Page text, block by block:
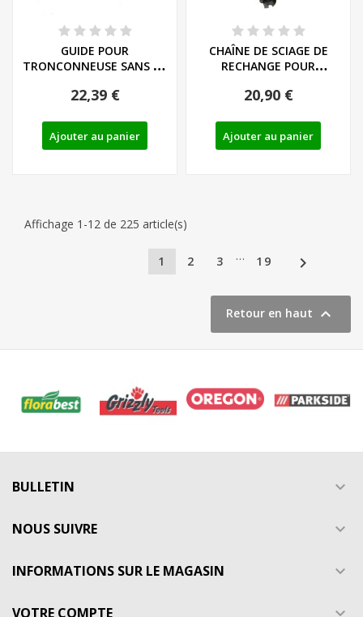
GUIDE POUR
TRONCONNEUSE SANS FIL
22,39 €
Ajouter au panier
CHAÎNE DE SCIAGE DE
RECHANGE POUR
ELECTRIQUE...
20,90 €
Ajouter au panier
Affichage 1-12 de 225 article(s)
1 2 3 … 19 
Retour en haut 
BULLETIN 
NOUS SUIVRE 
INFORMATIONS SUR LE MAGASIN 
VOTRE COMPTE